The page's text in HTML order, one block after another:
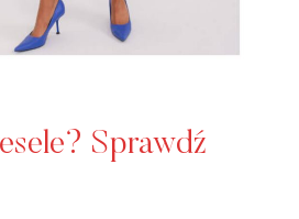
Sprawdź